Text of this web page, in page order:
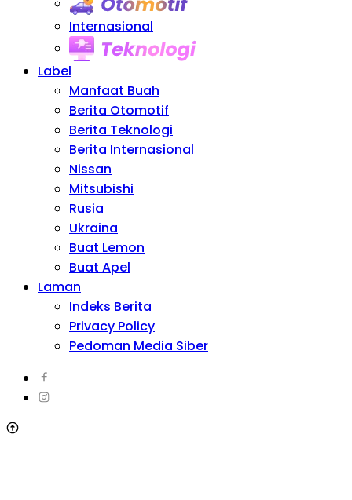
Internasional
Label
Manfaat Buah
Berita Otomotif
Berita Teknologi
Berita Internasional
Nissan
Mitsubishi
Rusia
Ukraina
Buat Lemon
Buat Apel
Laman
Indeks Berita
Privacy Policy
Pedoman Media Siber